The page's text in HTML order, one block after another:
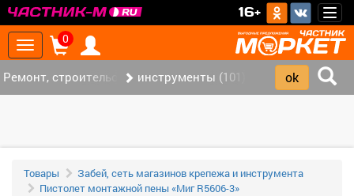
16+
Toggle
navigation
0
Ремонт, строительство (421)инструменты (101)
Товары
Забей, сеть магазинов крепежа и инструмента
Пистолет монтажной пены «Миг R5606-3»